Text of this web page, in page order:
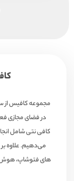
در فضای مجازی
کافی نتی شامل
می‌دهیم. علاوه بر
های فتوشاپ، هوش